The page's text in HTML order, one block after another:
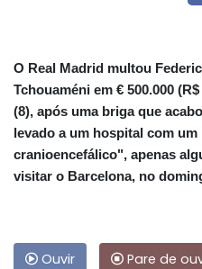
O Real Madrid multou
Tchouaméni em € 500.000
(8), após uma briga que
levado a um hospital com
cranioencefálico", apenas
visitar o Barcelona, no
Ouvir Pare de